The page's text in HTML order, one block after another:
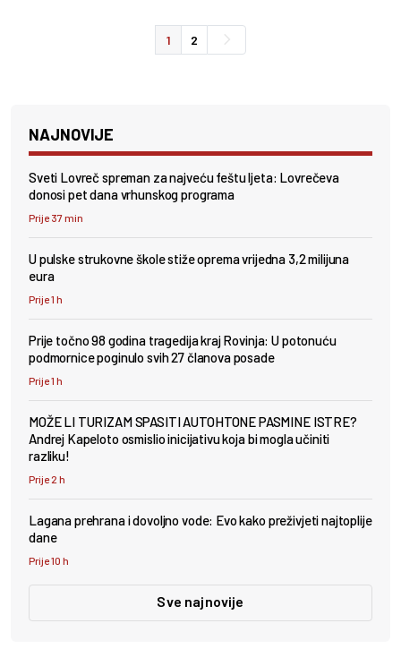
1 2
NAJNOVIJE
Sveti Lovreč spreman za najveću feštu ljeta: Lovrečeva
donosi pet dana vrhunskog programa
Prije 37 min
U pulske strukovne škole stiže oprema vrijedna 3,2 milijuna
eura
Prije 1 h
Prije točno 98 godina tragedija kraj Rovinja: U potonuću
podmornice poginulo svih 27 članova posade
Prije 1 h
MOŽE LI TURIZAM SPASITI AUTOHTONE PASMINE ISTRE?
Andrej Kapeloto osmislio inicijativu koja bi mogla učiniti
razliku!
Prije 2 h
Lagana prehrana i dovoljno vode: Evo kako preživjeti najtoplije
dane
Prije 10 h
Sve najnovije